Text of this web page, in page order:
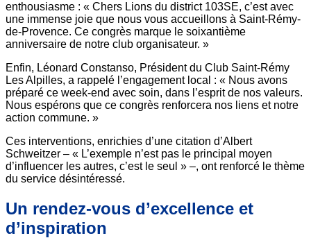
enthousiasme : « Chers Lions du district 103SE, c’est avec
une immense joie que nous vous accueillons à Saint-Rémy-
de-Provence. Ce congrès marque le soixantième
anniversaire de notre club organisateur. »
Enfin, Léonard Constanso, Président du Club Saint-Rémy
Les Alpilles, a rappelé l’engagement local : « Nous avons
préparé ce week-end avec soin, dans l’esprit de nos valeurs.
Nous espérons que ce congrès renforcera nos liens et notre
action commune. »
Ces interventions, enrichies d’une citation d’Albert
Schweitzer – « L’exemple n’est pas le principal moyen
d’influencer les autres, c’est le seul » –, ont renforcé le thème
du service désintéressé.
Un rendez-vous d’excellence et
d’inspiration